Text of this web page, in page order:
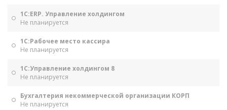
1С:ERP. Управление холдингом
Не планируется
1С:Рабочее место кассира
Не планируется
1С:Управление холдингом 8
Не планируется
Бухгалтерия некоммерческой организации КОРП
Не планируется